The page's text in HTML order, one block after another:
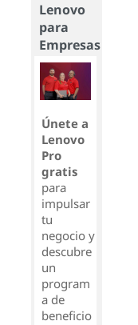
Lenovo
para
Empresas
Únete a
Lenovo
Pro
gratis
para
impulsar
tu
negocio y
descubre
un
program
a de
beneficio